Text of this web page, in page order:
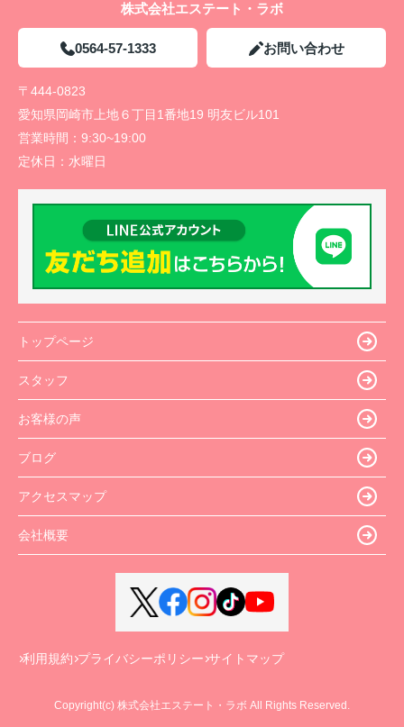
株式会社エステート・ラボ
0564-57-1333 お問い合わせ
〒444-0823
愛知県岡崎市上地６丁目1番地19 明友ビル101
営業時間： 9:30~19:00
定休日： 水曜日
トップページ
スタッフ
お客様の声
ブログ
アクセスマップ
会社概要
利用規約 プライバシーポリシー サイトマップ
Copyright(c) 株式会社エステート・ラボ All Rights Reserved.